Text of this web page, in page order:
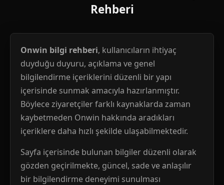
Rehberi
Onwin bilgi rehberi, kullanıcıların ihtiyaç
duyduğu duyuru, açıklama ve genel
bilgilendirme içeriklerini düzenli bir yapı
içerisinde sunmak amacıyla hazırlanmıştır.
Böylece ziyaretçiler farklı kaynaklarda zaman
kaybetmeden Onwin hakkında aradıkları
içeriklere daha hızlı şekilde ulaşabilmektedir.
Sayfa içerisinde bulunan bilgiler düzenli olarak
gözden geçirilmekte, güncel, sade ve anlaşılır
bir bilgilendirme deneyimi sunulması